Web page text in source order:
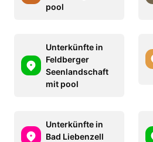
pool
Unterkünfte in
Feldberger
Seenlandschaft
mit pool
Unterkünfte in
Bad Liebenzell